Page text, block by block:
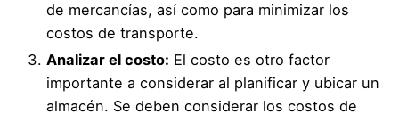
de mercancías, así como para minimizar los
costos de transporte.
Analizar el costo: El costo es otro factor
importante a considerar al planificar y ubicar un
almacén. Se deben considerar los costos de